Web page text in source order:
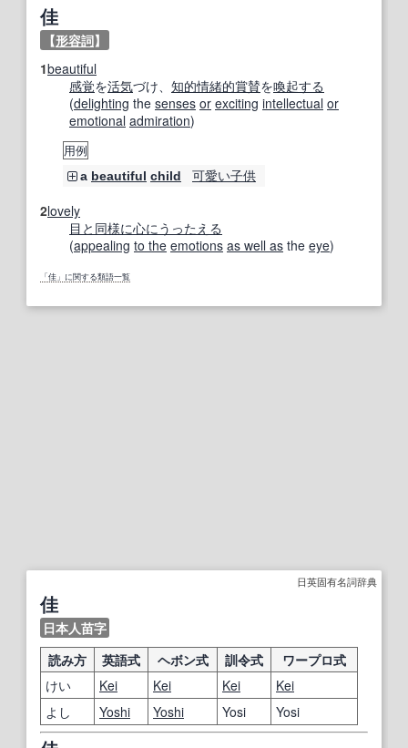
佳
【形容詞】
1beautiful
感覚を活気づけ、 知的情緒的賞賛を喚起する
(delighting the senses or exciting intellectual or
emotional admiration)
用例
a beautiful child 可愛い子供
2lovely
目 と同様に心に うったえる
(appealing to the emotions as well as the eye)
「佳」に関する類語一覧
日英固有名詞辞典
佳
日本人苗字
読み方
英語式 ヘボン式 訓令式
ワープロ式
けい
Kei Kei Kei
Kei
よし
Yoshi Yoshi Yosi Yosi